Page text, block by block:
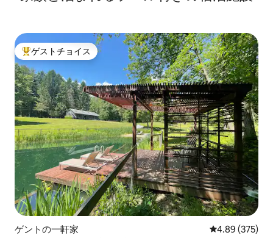
大好評のゲストチョイスです。
ゲストチョイス
ゲントの一軒家 レビュー375
4.89 (375)